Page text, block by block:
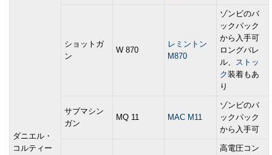
ダニエル・
コルティー
ショットガ
ン
W 870
レミントン
M870
ゾンビのバ
ックパック
から入手可
ロングバレ
ル、 ストッ
ク装着もあ
り
サブマシン
ガン
MQ 11 MAC M11
ゾンビのバ
ックパック
から入手可
高電圧コン